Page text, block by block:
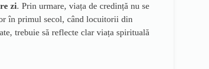
zi. Prin urmare, viața de credință nu se
în primul secol, când locuitorii din
trebuie să reflecte clar viața spirituală